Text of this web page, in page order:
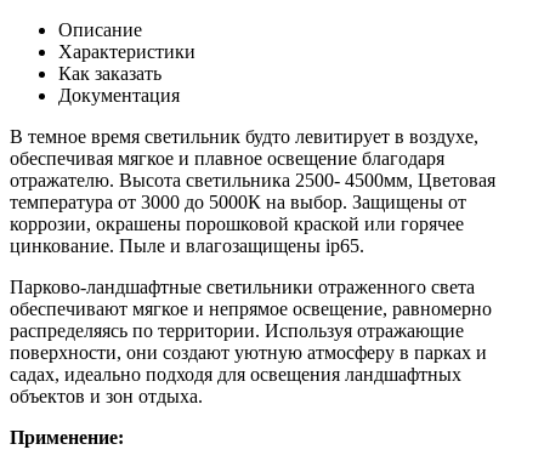
Описание
Характеристики
Как заказать
Документация
В темное время светильник будто левитирует в воздухе,
обеспечивая мягкое и плавное освещение благодаря
отражателю. Высота светильника 2500- 4500мм, Цветовая
температура от 3000 до 5000К на выбор. Защищены от
коррозии, окрашены порошковой краской или горячее
цинкование. Пыле и влагозащищены ip65.
Парково-ландшафтные светильники отраженного света
обеспечивают мягкое и непрямое освещение, равномерно
распределяясь по территории. Используя отражающие
поверхности, они создают уютную атмосферу в парках и
садах, идеально подходя для освещения ландшафтных
объектов и зон отдыха.
Применение: